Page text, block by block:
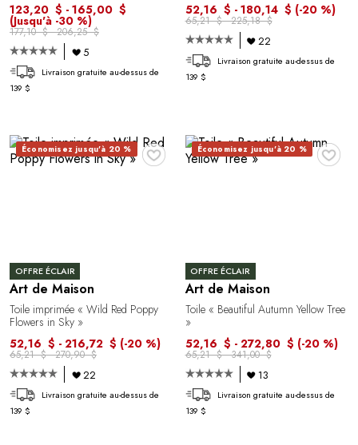
123,20 $ - 165,00 $
(Jusqu'à -30 %)
177,10 $ - 206,25 $
5
Livraison gratuite au-dessus de
139 $
52,16 $ - 180,14 $ (-20 %)
65,21 $ - 225,18 $
22
Livraison gratuite au-dessus de
139 $
♥
Économisez jusqu'à 20 %
OFFRE ÉCLAIR
Art de Maison
Toile imprimée « Wild Red Poppy
Flowers in Sky »
52,16 $ - 216,72 $ (-20 %)
65,21 $ - 270,90 $
22
Livraison gratuite au-dessus de
139 $
♥
Économisez jusqu'à 20 %
OFFRE ÉCLAIR
Art de Maison
Toile « Beautiful Autumn Yellow Tree
»
52,16 $ - 272,80 $ (-20 %)
65,21 $ - 341,00 $
13
Livraison gratuite au-dessus de
139 $